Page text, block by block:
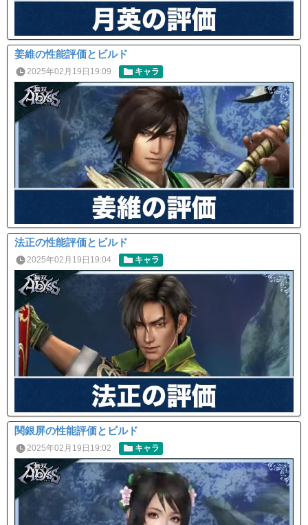
姜維の性能評価とビルド
2025年02月19日19:09 キャラ
法正の性能評価とビルド
2025年02月19日19:04 キャラ
関銀屏の性能評価とビルド
2025年02月19日19:02 キャラ